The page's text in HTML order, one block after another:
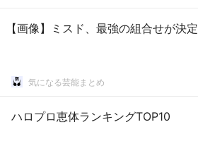
【画像】ミスド、最強の組合せが決定
気になる芸能まとめ
ハロプロ恵体ランキングTOP10